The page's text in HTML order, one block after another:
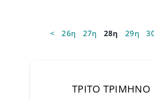
< 26η 27η 28η 29η
ΤΡΙΤΟ ΤΡΙΜΗΝΟ